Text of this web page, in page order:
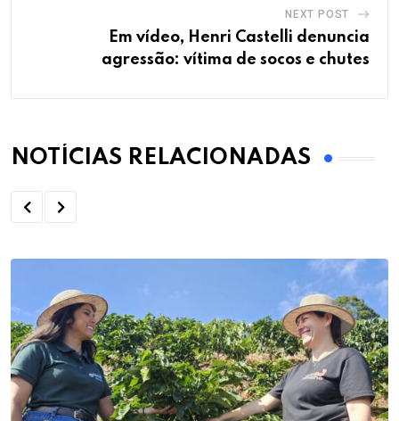
NEXT POST
Em vídeo, Henri Castelli denuncia
agressão: vítima de socos e chutes
NOTÍCIAS RELACIONADAS